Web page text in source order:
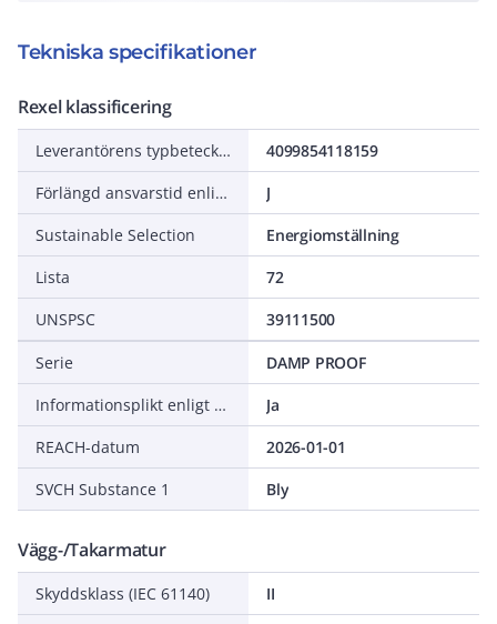
Tekniska specifikationer
Rexel klassificering
Leverantörens typbeteckning
4099854118159
Förlängd ansvarstid enligt ALEM-09
J
Sustainable Selection
Energiomställning
Lista
72
UNSPSC
39111500
Serie
DAMP PROOF
Informationsplikt enligt REACH
Ja
REACH-datum
2026-01-01
SVCH Substance 1
Bly
Vägg-/Takarmatur
Skyddsklass (IEC 61140)
II